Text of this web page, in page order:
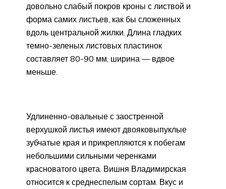
довольно слабый покров кроны с листвой и
форма самих листьев, как бы сложенных
вдоль центральной жилки. Длина гладких
темно-зеленых листовых пластинок
составляет 80-90 мм, ширина — вдвое
меньше.
Удлиненно-овальные с заостренной
верхушкой листья имеют двояковыпуклые
зубчатые края и прикрепляются к побегам
небольшими сильными черенками
красноватого цвета. Вишня Владимирская
относится к среднеспелым сортам. Вкус и